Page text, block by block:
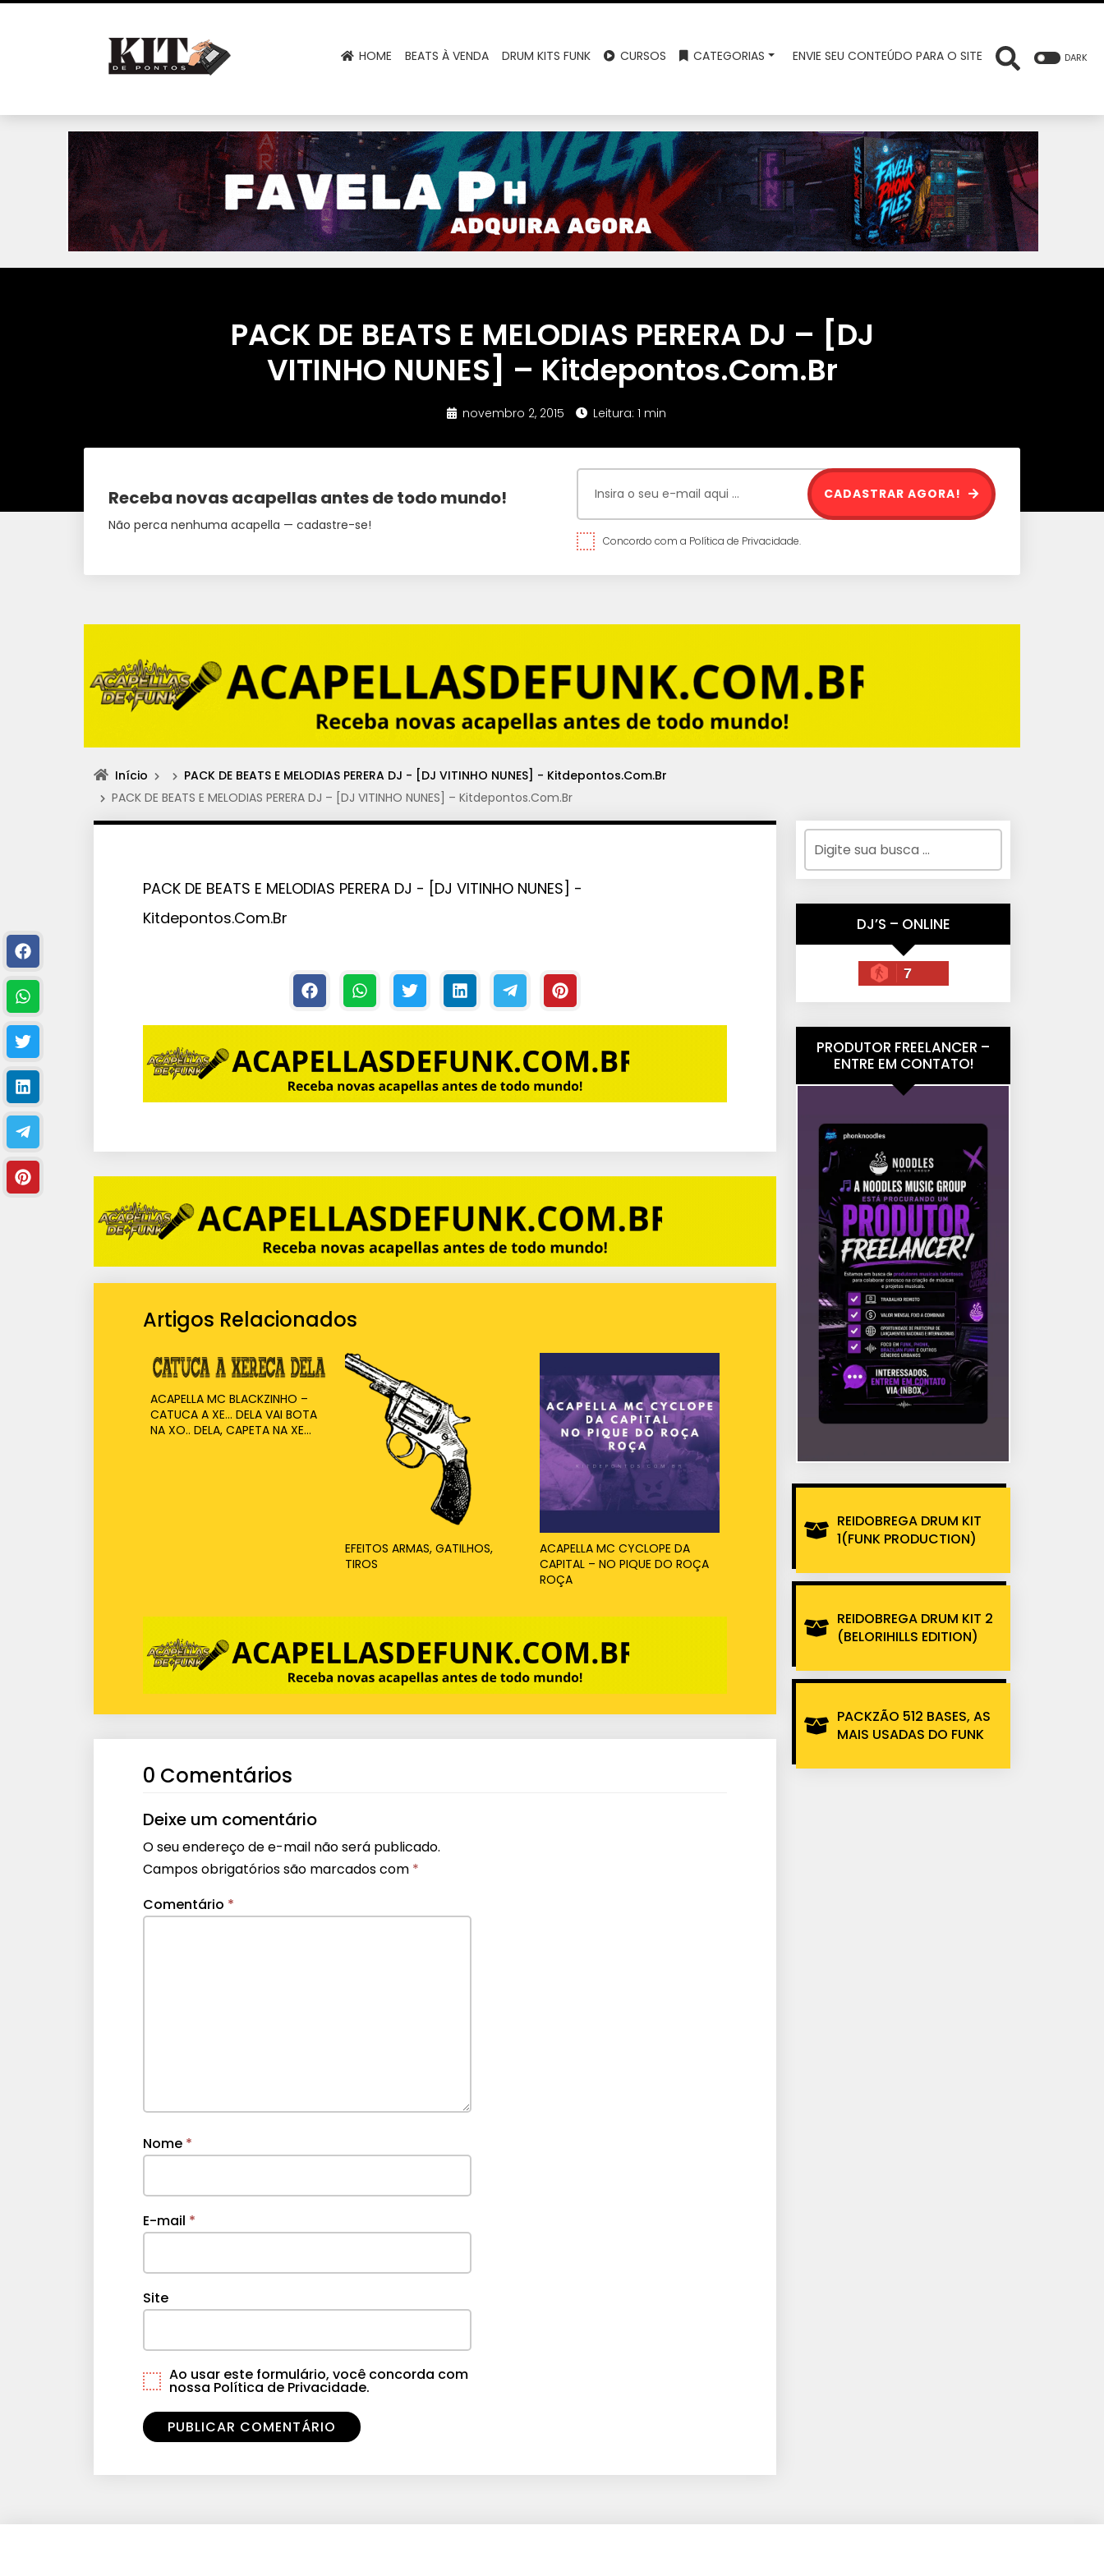
HOME BEATS À VENDA DRUM KITS FUNK CURSOS CATEGORIAS ENVIE SEU CONTEÚDO PARA O SITE DARK
PACK DE BEATS E MELODIAS PERERA DJ – [DJ
VITINHO NUNES] – Kitdepontos.Com.Br
novembro 2, 2015 Leitura: 1 min
Receba novas acapellas antes de todo mundo!
Não perca nenhuma acapella — cadastre-se!
Concordo com a Política de Privacidade.
CADASTRAR AGORA!
Início
PACK DE BEATS E MELODIAS PERERA DJ - [DJ VITINHO NUNES] - Kitdepontos.Com.Br
PACK DE BEATS E MELODIAS PERERA DJ – [DJ VITINHO NUNES] – Kitdepontos.Com.Br
PACK DE BEATS E MELODIAS PERERA DJ - [DJ VITINHO NUNES] -
Kitdepontos.Com.Br
Artigos Relacionados
ACAPELLA MC BLACKZINHO –
CATUCA A XE… DELA VAI BOTA
NA XO.. DELA, CAPETA NA XE…
EFEITOS ARMAS, GATILHOS,
TIROS
ACAPELLA MC CYCLOPE DA
CAPITAL – NO PIQUE DO ROÇA
ROÇA
0 Comentários
Deixe um comentário
O seu endereço de e-mail não será publicado.
Campos obrigatórios são marcados com *
Comentário *
Nome *
E-mail *
Site
Ao usar este formulário, você concorda com
nossa Política de Privacidade.
DJ’S – ONLINE
7
PRODUTOR FREELANCER –
ENTRE EM CONTATO!
REIDOBREGA DRUM KIT
1(FUNK PRODUCTION)
REIDOBREGA DRUM KIT 2
(BELORIHILLS EDITION)
PACKZÃO 512 BASES, AS
MAIS USADAS DO FUNK